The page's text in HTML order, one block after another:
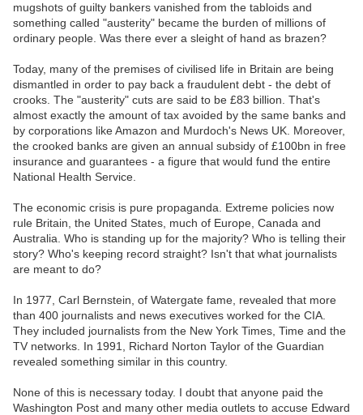
mugshots of guilty bankers vanished from the tabloids and
something called "austerity" became the burden of millions of
ordinary people. Was there ever a sleight of hand as brazen?
Today, many of the premises of civilised life in Britain are being
dismantled in order to pay back a fraudulent debt - the debt of
crooks. The "austerity" cuts are said to be £83 billion. That's
almost exactly the amount of tax avoided by the same banks and
by corporations like Amazon and Murdoch's News UK. Moreover,
the crooked banks are given an annual subsidy of £100bn in free
insurance and guarantees - a figure that would fund the entire
National Health Service.
The economic crisis is pure propaganda. Extreme policies now
rule Britain, the United States, much of Europe, Canada and
Australia. Who is standing up for the majority? Who is telling their
story? Who's keeping record straight? Isn't that what journalists
are meant to do?
In 1977, Carl Bernstein, of Watergate fame, revealed that more
than 400 journalists and news executives worked for the CIA.
They included journalists from the New York Times, Time and the
TV networks. In 1991, Richard Norton Taylor of the Guardian
revealed something similar in this country.
None of this is necessary today. I doubt that anyone paid the
Washington Post and many other media outlets to accuse Edward